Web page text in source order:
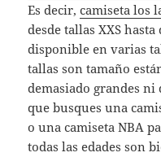
Es decir,camiseta los
desde tallas XXS
disponible en varias
tallas son tamaño
demasiado grandes ni
que busques una
o una camiseta NBA
todas las edades son